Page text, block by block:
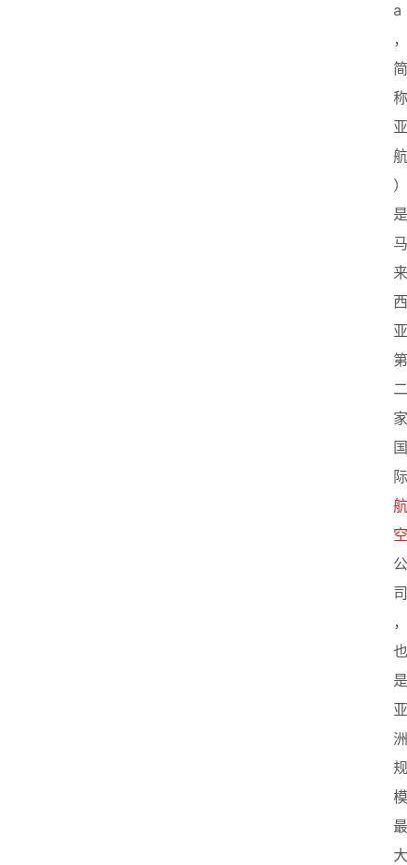
a
，
简
称
亚
航
）
是
马
来
西
亚
第
二
家
国
际
航
空
公
司
，
也
是
亚
洲
规
模
最
大